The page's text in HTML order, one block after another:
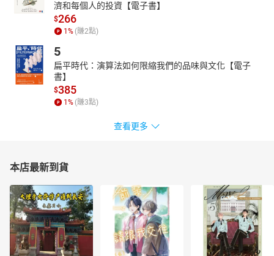
濟和每個人的投資【電子書】
$266
1 % (賺2點)
5
扁平時代：演算法如何限縮我們的品味與文化【電子
書】
$385
1 % (賺3點)
查看更多
本店最新到貨